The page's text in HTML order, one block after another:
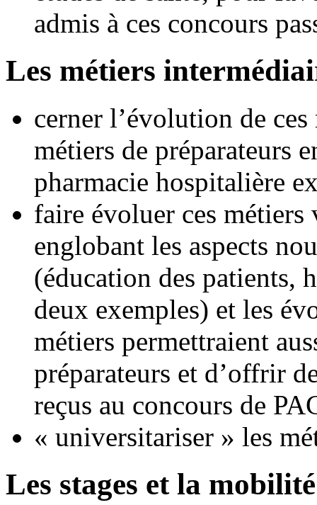
admis à ces concours
Les métiers
cerner l’évolution de
métiers de préparateurs
pharmacie hospitalière
faire évoluer ces
englobant les aspects
(éducation des patients,
deux exemples) et les
métiers permettraient
préparateurs et d’offrir
reçus au concours de
« universitariser » les
Les stages et la